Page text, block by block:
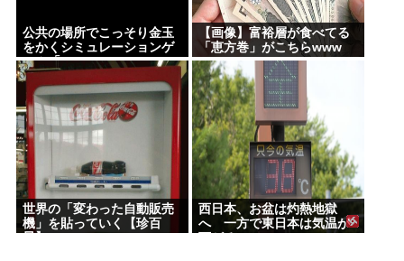
公共の場所でこっそり金玉
をかくシミュレーションゲ
ーム「Ball Scratch
Simulator」がSteamで発表
される
【画像】富裕層が食べてる
「恵方巻」がこちらwww
世界の「変わった自動販売
機」を貼っていく【珍百
西日本、お盆は灼熱地獄
へ 一方で東日本は気温が